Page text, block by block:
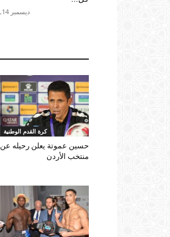
ديسمبر 14, 2025 22:46
كرة القدم الوطنية
حسين عموتة يعلن رحيله عن
منتخب الأردن